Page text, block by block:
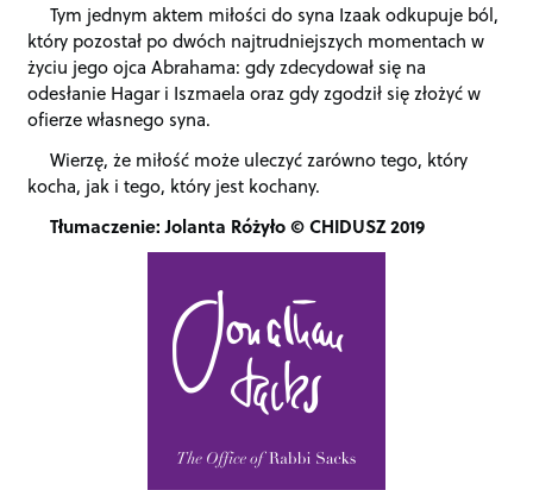
Tym jednym aktem miłości do syna Izaak odkupuje ból,
który pozostał po dwóch najtrudniejszych momentach w
życiu jego ojca Abrahama: gdy zdecydował się na
odesłanie Hagar i Iszmaela oraz gdy zgodził się złożyć w
ofierze własnego syna.
Wierzę, że miłość może uleczyć zarówno tego, który
kocha, jak i tego, który jest kochany.
Tłumaczenie: Jolanta Różyło © CHIDUSZ 2019